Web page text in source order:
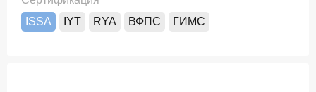
ISSA
IYT RYA ВФПС ГИМС